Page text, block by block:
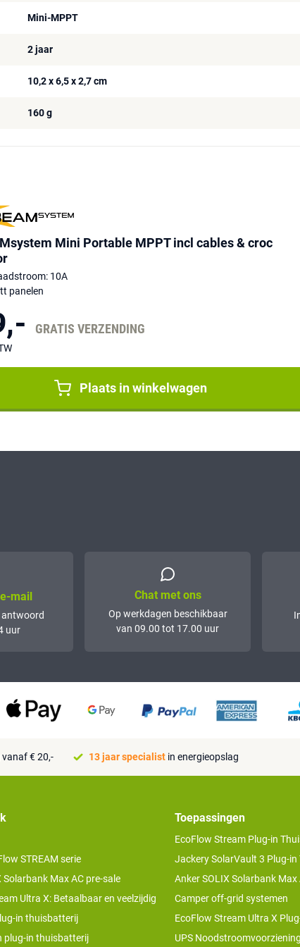
Mini-MPPT
2 jaar
10,2 x 6,5 x 2,7 cm
160 g
Mini Portable MPPT incl cables & croc
10A
panelen
GRATIS VERZENDING
Plaats in winkelwagen
mail
uur
Chat met ons
Op werkdagen beschikbaar
van 09.00 tot 17.00 uur
€ 20,- 13 jaar specialist in energieopslag
STREAM serie
Solarbank Max AC pre-sale
Ultra X: Betaalbaar en veelzijdig
in thuisbatterij
plug-in thuisbatterij
Toepassingen
EcoFlow Stream Plug-in
Jackery SolarVault 3 Plug-
Anker SOLIX Solarbank
Camper off-grid systemen
EcoFlow Stream Ultra X
UPS Noodstroomvoorziening